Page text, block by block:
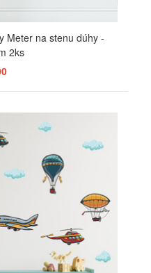
Meter na stenu dúhy -
2ks